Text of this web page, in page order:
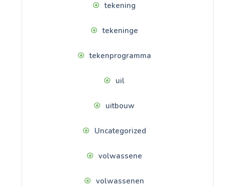
tekening
tekeninge
tekenprogramma
uil
uitbouw
Uncategorized
volwassene
volwassenen